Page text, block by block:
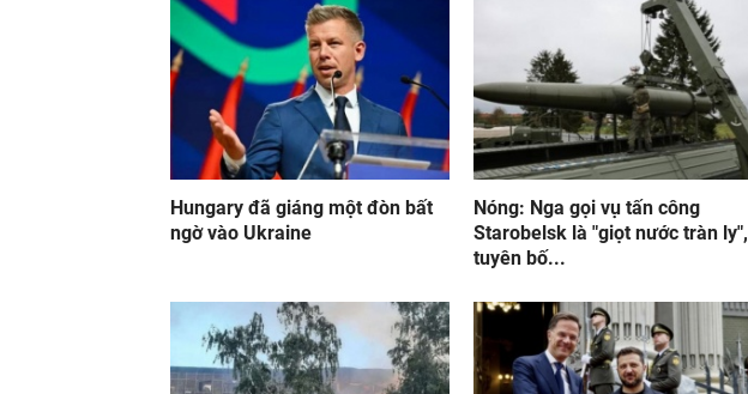
Hungary đã giáng một đòn bất
ngờ vào Ukraine
Nóng: Nga gọi vụ tấn công
Starobelsk là "giọt nước tràn ly",
tuyên bố...